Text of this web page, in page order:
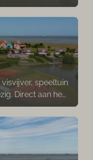
speeltuin
Direct aan he…